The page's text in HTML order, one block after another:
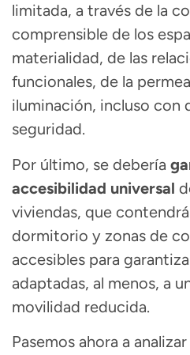
limitada, a través de la
comprensible de los
materialidad, de las
funcionales, de la
iluminación, incluso con
seguridad.
Por último, se debería
accesibilidad universal
viviendas, que
dormitorio y zonas de
accesibles para
adaptadas, al menos, a
movilidad reducida.
Pasemos ahora a